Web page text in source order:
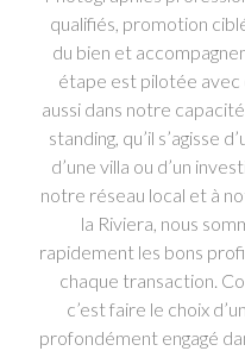
qualifiés, promotion
du bien et
étape est pilotée
aussi dans notre
standing, qu’il s’agisse
d’une villa ou d’un
notre réseau local et à
la Riviera, nous
rapidement les bons
chaque transaction.
c’est faire le choix
profondément engagé